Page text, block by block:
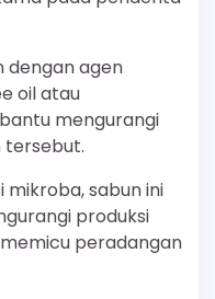
dengan agen
oil atau
mengurangi
tersebut.
sabun ini
produksi
peradangan